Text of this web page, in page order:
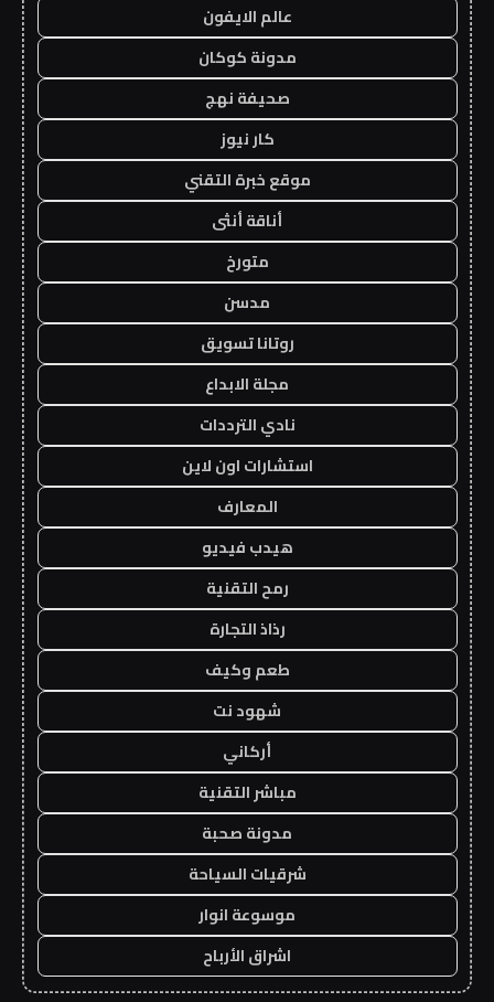
عالم الايفون
مدونة كوكان
صحيفة نهج
كار نيوز
موقع خبرة التقني
أناقة أنثى
متورخ
مدسن
روتانا تسويق
مجلة الابداع
نادي الترددات
استشارات اون لاين
المعارف
هيدب فيديو
رمح التقنية
رذاذ التجارة
طعم وكيف
شهود نت
أركاني
مباشر التقنية
مدونة صحبة
شرقيات السياحة
موسوعة انوار
اشراق الأرباح